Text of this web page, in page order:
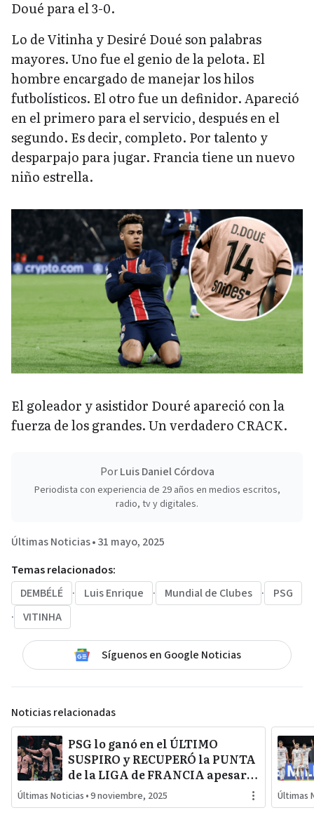
Doué para el 3-0.
Lo de Vitinha y Desiré Doué son palabras
mayores. Uno fue el genio de la pelota. El
hombre encargado de manejar los hilos
futbolísticos. El otro fue un definidor. Apareció
en el primero para el servicio, después en el
segundo. Es decir, completo. Por talento y
desparpajo para jugar. Francia tiene un nuevo
niño estrella.
El goleador y asistidor Douré apareció con la
fuerza de los grandes. Un verdadero CRACK.
PorLuis Daniel Córdova
Periodista con experiencia de 29 años en medios escritos,
radio, tv y digitales.
Últimas Noticias•31 mayo, 2025
Temas relacionados:
DEMBÉLÉ
· Luis Enrique · Mundial de Clubes ·
PSG
·
VITINHA
Síguenos en Google Noticias
Noticias relacionadas
PSG lo ganó en el ÚLTIMO
SUSPIRO y RECUPERÓ la PUNTA
de la LIGA de FRANCIA apesar
de NO CONTAR con CUATRO
jugadores TITULARES
Últimas Noticias •9 noviembre, 2025 Últimas